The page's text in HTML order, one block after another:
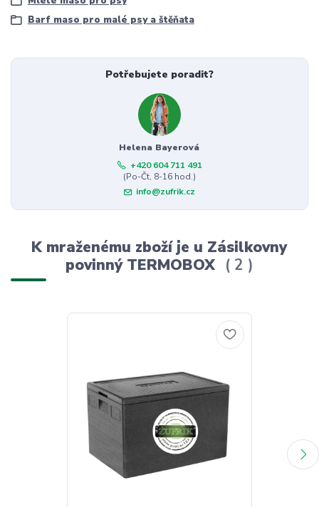
Barf maso pro malé psy a štěňata
Potřebujete poradit?
Helena Bayerová
+420 604 711 491
(Po-Čt, 8-16 hod.)
info@zufrik.cz
K mraženému zboží je u Zásilkovny
povinný TERMOBOX
2